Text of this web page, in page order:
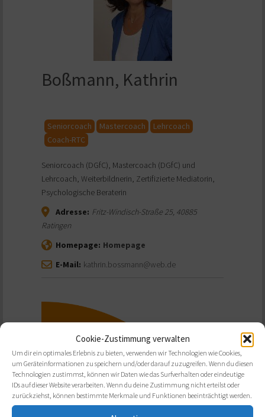
Cookie-Zustimmung verwalten
Um dir ein optimales Erlebnis zu bieten, verwenden wir Technologien wie Cookies,
um Geräteinformationen zu speichern und/oder darauf zuzugreifen. Wenn du diesen
Technologien zustimmst, können wir Daten wie das Surfverhalten oder eindeutige
IDs auf dieser Website verarbeiten. Wenn du deine Zustimmung nicht erteilst oder
zurückziehst, können bestimmte Merkmale und Funktionen beeinträchtigt werden.
Boßmann, Kathrin
Seniorcoach Mastercoach
Lehrcoach
Coach-RTC
Seniorcoach (DGfC), Mastercoach (DGfC) und
Lehrcoach, Weiterbildnerin, Zertifizierte Mediatorin,
Psychologische Beraterin
Adresse: Fritz-Windisch-Straße 25, 40885
Ratingen
Homepage: Homepage
E-Mail: kathrin.bossmann@web.de